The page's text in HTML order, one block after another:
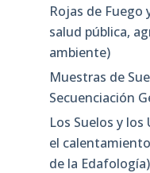
Rojas de Fuego
salud pública,
ambiente)
Muestras de
Secuenciación
Los Suelos y los
el
de la Edafología)